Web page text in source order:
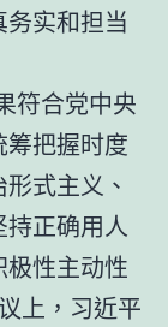
实和担当
符合党中央
把握时度
式主义、
正确用人
性主动性
上，习近平